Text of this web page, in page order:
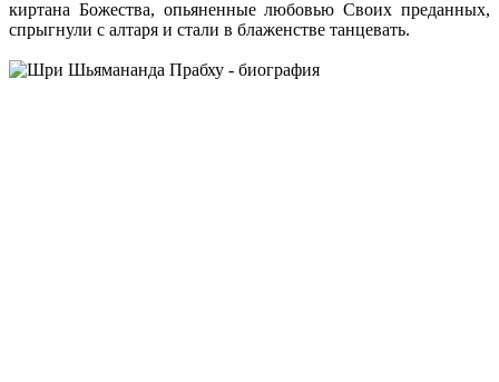
киртана Божества, опьяненные любовью Своих преданных,
спрыгнули с алтаря и стали в блаженстве танцевать.